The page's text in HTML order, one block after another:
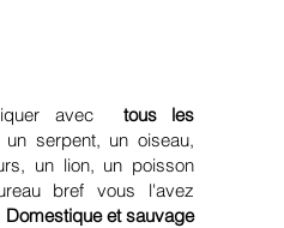
avec
tous les
un serpent, un oiseau,
un lion, un poisson
bref vous l'avez
Domestique et sauvage